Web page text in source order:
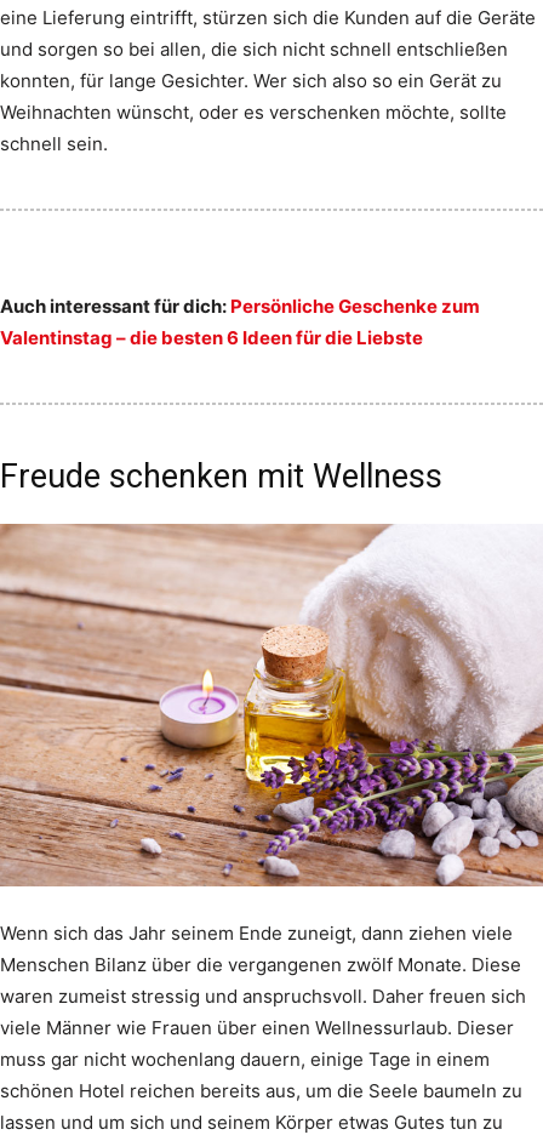
eine Lieferung eintrifft, stürzen sich die Kunden auf die Geräte
und sorgen so bei allen, die sich nicht schnell entschließen
konnten, für lange Gesichter. Wer sich also so ein Gerät zu
Weihnachten wünscht, oder es verschenken möchte, sollte
schnell sein.
Auch interessant für dich: Persönliche Geschenke zum
Valentinstag – die besten 6 Ideen für die Liebste
Freude schenken mit Wellness
Wenn sich das Jahr seinem Ende zuneigt, dann ziehen viele
Menschen Bilanz über die vergangenen zwölf Monate. Diese
waren zumeist stressig und anspruchsvoll. Daher freuen sich
viele Männer wie Frauen über einen Wellnessurlaub. Dieser
muss gar nicht wochenlang dauern, einige Tage in einem
schönen Hotel reichen bereits aus, um die Seele baumeln zu
lassen und um sich und seinem Körper etwas Gutes tun zu